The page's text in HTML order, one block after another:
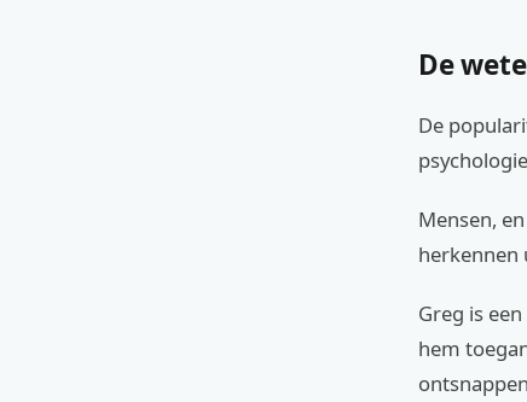
De
De
Mensen,
herkennen
Greg is
hem